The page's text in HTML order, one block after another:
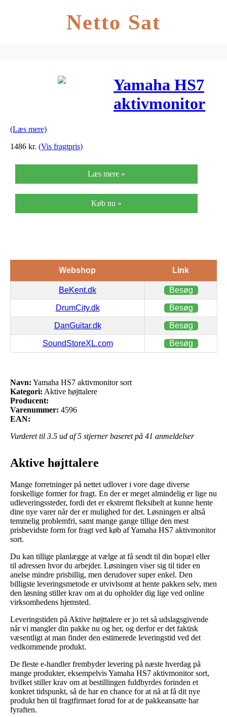
Netto Sat
Yamaha HS7
aktivmonitor
(Læs mere)
1486 kr. (Vis fragtpris)
Læs mere »
Køb nu »
Webshop Link
BeKent.dk Besøg
DrumCity.dk Besøg
DanGuitar.dk Besøg
SoundStoreXL.com Besøg
Navn: Yamaha HS7 aktivmonitor sort
Kategori: Aktive højttalere
Producent:
Varenummer: 4596
EAN:
Vurderet til 3.5 ud af 5 stjerner baseret på 41 anmeldelser
Aktive højttalere
Mange forretninger på nettet udlover i vore dage diverse
forskellige former for fragt. En der er meget almindelig er lige nu
udleveringssteder, fordi det er ekstremt fleksibelt at kunne hente
dine nye varer når der er mulighed for det. Løsningen er altså
temmelig problemfri, samt mange gange tillige den mest
prisbevidste form for fragt ved køb af Yamaha HS7 aktivmonitor
sort.
Du kan tillige planlægge at vælge at få sendt til din bopæl eller
til adressen hvor du arbejder. Løsningen viser sig til tider en
anelse mindre prisbillig, men derudover super enkel. Den
billigste leveringsmetode er utvivlsomt at hente pakken selv, men
den løsning stiller krav om at du opholder dig lige ved online
virksomhedens hjemsted.
Leveringstiden på Aktive højttalere er jo ret så udslagsgivende
når vi mangler din pakke nu og her, og derfor er det faktisk
væsentligt at man finder den estimerede leveringstid ved det
vedkommende produkt.
De fleste e-handler frembyder levering på næste hverdag på
mange produkter, eksempelvis Yamaha HS7 aktivmonitor sort,
hvilket stiller krav om at bestillingen fuldbyrdes forinden et
konkret tidspunkt, så de har en chance for at nå at få dit nye
produkt hen til fragtfirmaet forud for at de pakkeansatte har
fyraften.